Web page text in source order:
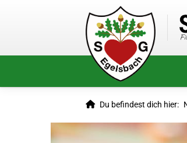
Du befindest dich hier: